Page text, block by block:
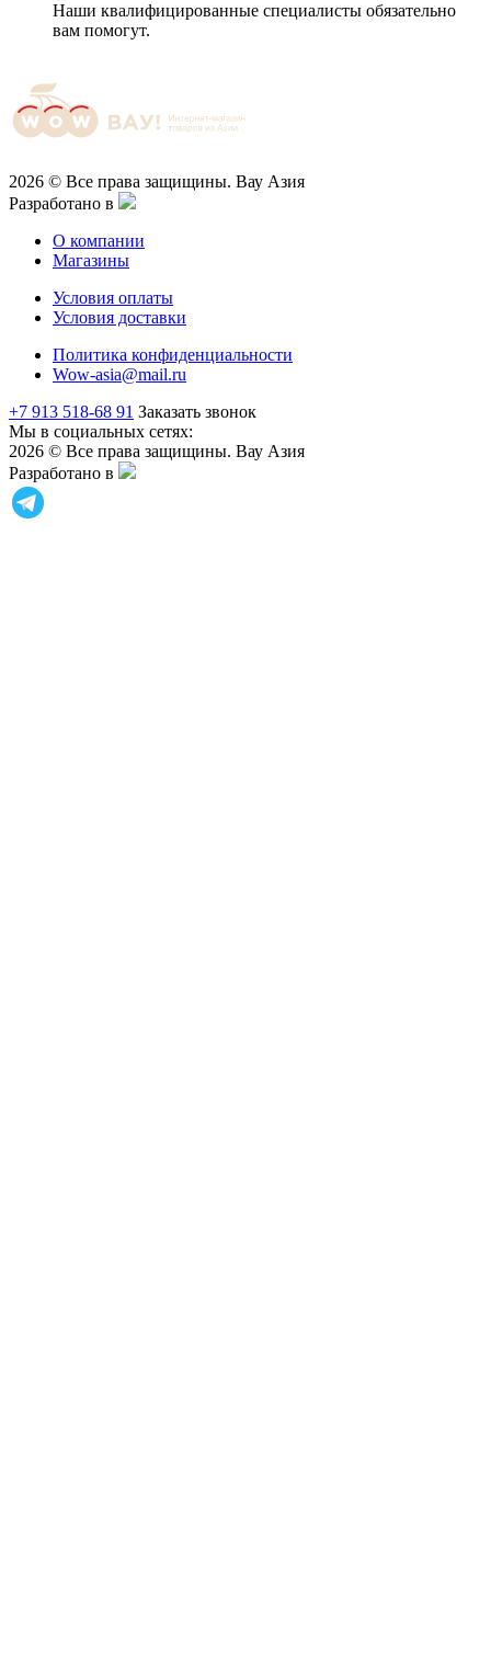
Наши квалифицированные специалисты обязательно
вам помогут.
2026 © Все права защищины. Вау Азия
Разработано в
О компании
Магазины
Условия оплаты
Условия доставки
Политика конфиденциальности
Wow-asia@mail.ru
+7 913 518-68 91 Заказать звонок
Мы в социальных сетях:
2026 © Все права защищины. Вау Азия
Разработано в